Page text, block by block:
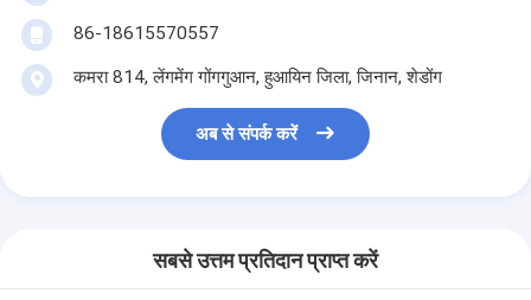
86-18615570557
कमरा 814, लेंगमेंग गोंगगुआन, हुआयिन जिला, जिनान, शेडोंग
अब से संपर्क करें
सबसे उत्तम प्रतिदान प्राप्त करें